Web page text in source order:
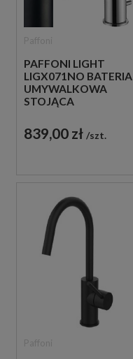
PAFFONI LIGHT
LIGX071NO BATERIA
UMYWALKOWA
STOJĄCA
CZARNA
839,00 zł szt.